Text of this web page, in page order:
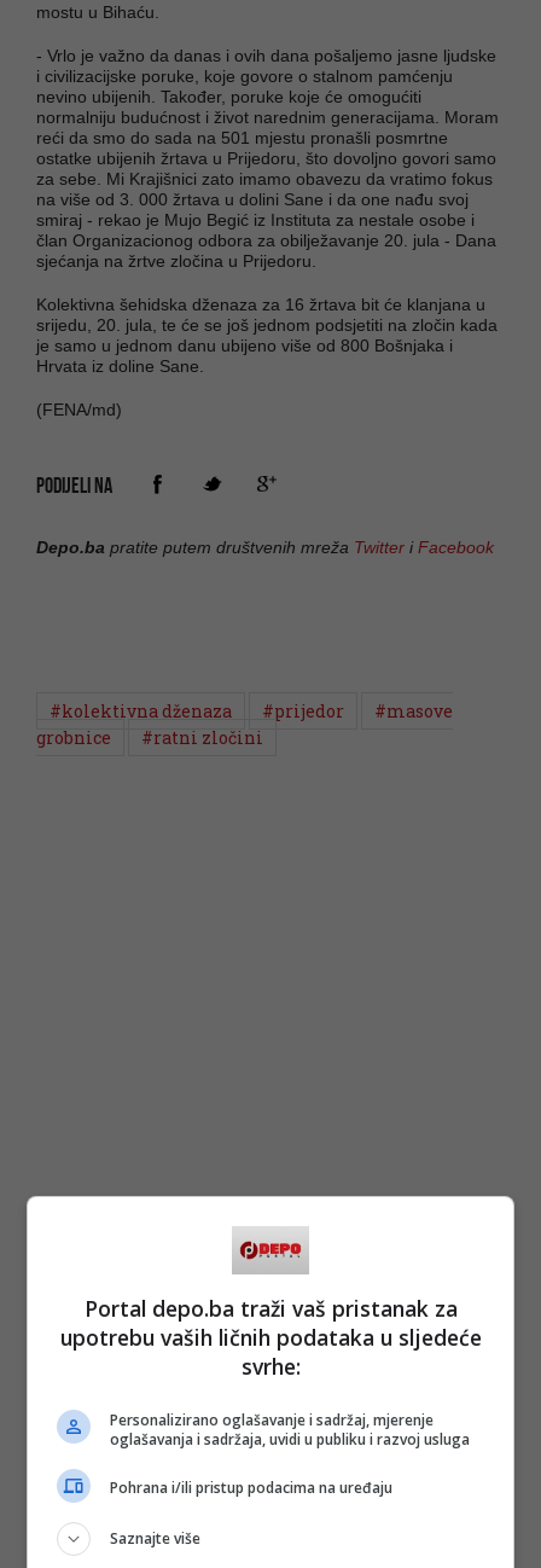
mostu u Bihaću.
- Vrlo je važno da danas i ovih dana pošaljemo jasne ljudske
i civilizacijske poruke, koje govore o stalnom pamćenju
nevino ubijenih. Također, poruke koje će omogućiti
normalniju budućnost i život narednim generacijama. Moram
reći da smo do sada na 501 mjestu pronašli posmrtne
ostatke ubijenih žrtava u Prijedoru, što dovoljno govori samo
za sebe. Mi Krajišnici zato imamo obavezu da vratimo fokus
na više od 3. 000 žrtava u dolini Sane i da one nađu svoj
smiraj - rekao je Mujo Begić iz Instituta za nestale osobe i
član Organizacionog odbora za obilježavanje 20. jula - Dana
sjećanja na žrtve zločina u Prijedoru.
Kolektivna šehidska dženaza za 16 žrtava bit će klanjana u
srijedu, 20. jula, te će se još jednom podsjetiti na zločin kada
je samo u jednom danu ubijeno više od 800 Bošnjaka i
Hrvata iz doline Sane.
(FENA/md)
PODIJELI NA
Depo.ba pratite putem društvenih mreža Twitter iFacebook
#kolektivna dženaza #prijedor
#masove
grobnice
#ratni zločini
Portal depo.ba traži vaš pristanak za
upotrebu vaših ličnih podataka u sljedeće
svrhe:
Personalizirano oglašavanje i sadržaj, mjerenje
oglašavanja i sadržaja, uvidi u publiku i razvoj usluga
Pohrana i/ili pristup podacima na uređaju
Saznajte više